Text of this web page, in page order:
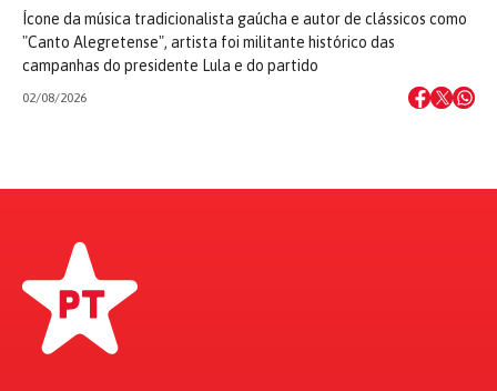
Ícone da música tradicionalista gaúcha e autor de clássicos como
"Canto Alegretense", artista foi militante histórico das
campanhas do presidente Lula e do partido
02/08/2026